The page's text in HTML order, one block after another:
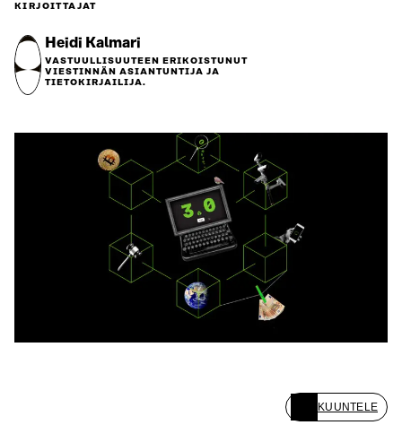
KIRJOITTAJAT
Heidi Kalmari
VASTUULLISUUTEEN ERIKOISTUNUT
VIESTINNÄN ASIANTUNTIJA JA
TIETOKIRJAILIJA.
KUUNTELE